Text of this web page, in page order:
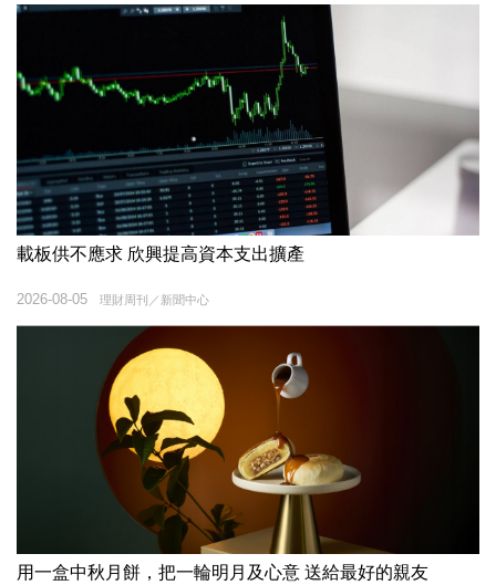
載板供不應求 欣興提高資本支出擴產
理財周刊／新聞中心
2026-08-05
用一盒中秋月餅，把一輪明月及心意 送給最好的親友